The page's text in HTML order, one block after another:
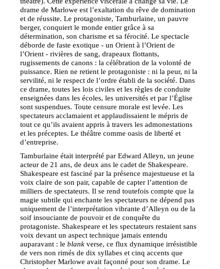
drame de Marlowe est l’exaltation du rêve de domination
et de réussite. Le protagoniste, Tamburlaine, un pauvre
berger, conquiert le monde entier grâce à sa
détermination, son charisme et sa férocité. Le spectacle
déborde de faste exotique - un Orient à l’Orient de
l’Orient - rivières de sang, drapeaux flottants,
rugissements de canons : la célébration de la volonté de
puissance. Rien ne retient le protagoniste : ni la peur, ni la
servilité, ni le respect de l’ordre établi de la société. Dans
ce drame, toutes les lois civiles et les règles de conduite
enseignées dans les écoles, les universités et par l’Église
sont suspendues. Toute censure morale est levée. Les
spectateurs acclamaient et applaudissaient le mépris de
tout ce qu’ils avaient appris à travers les admonestations
et les préceptes. Le théâtre comme oasis de liberté et
d’entreprise.
Tamburlaine était interprété par Edward Alleyn, un jeune
acteur de 21 ans, de deux ans le cadet de Shakespeare.
Shakespeare est fasciné par la présence majestueuse et la
voix claire de son pair, capable de capter l’attention de
milliers de spectateurs. Il se rend toutefois compte que la
magie subtile qui enchante les spectateurs ne dépend pas
uniquement de l’interprétation vibrante d’Alleyn ou de la
soif insouciante de pouvoir et de conquête du
protagoniste. Shakespeare et les spectateurs restaient sans
voix devant un aspect technique jamais entendu
auparavant : leblank verse, ce flux dynamique irrésistible
de vers non rimés de dix syllabes et cinq accents que
Christopher Marlowe avait façonné pour son drame. Le